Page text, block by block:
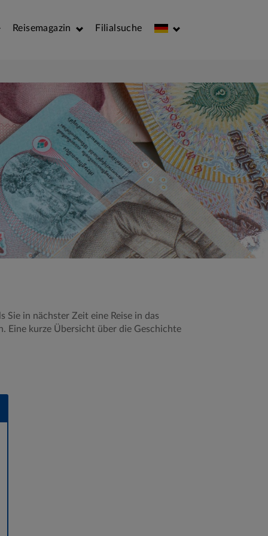
Reisemagazin Filialsuche
Sie in nächster Zeit eine Reise in das
Eine kurze Übersicht über die Geschichte